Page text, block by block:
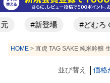
#新登場 #どむろく
HOME 直虎 TAG SAKE 純米吟醸
並び替え 価格